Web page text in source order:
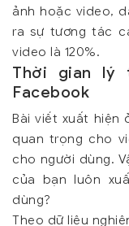
ảnh hoặc video,
ra sự tương tác
video là 120%.
Thời gian lý
Facebook
Bài viết xuất hiện
quan trọng cho
cho người dùng.
của bạn luôn
dùng?
Theo dữ liệu